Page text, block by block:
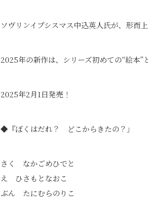
ソヴリンイプシスマス中込英人氏が、形而
2025年の新作は、シリーズ初めての“絵本”
2025年2月​1日​発売！
◆『ぼくはだれ？ どこからきたの？」
さく なかごめひでと
え ひさもとなおこ
ぶん たにむらのりこ